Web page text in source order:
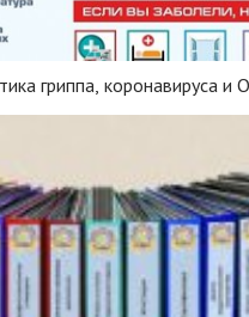
гриппа, коронавируса и